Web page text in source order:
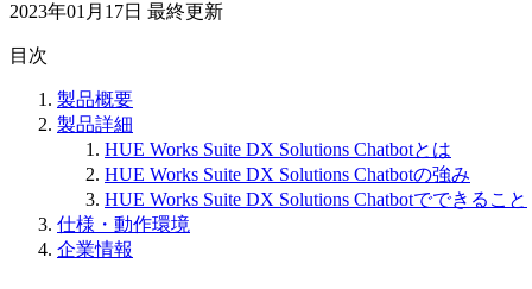
2023年01月17日 最終更新
目次
製品概要
製品詳細
HUE Works Suite DX Solutions Chatbotとは
HUE Works Suite DX Solutions Chatbotの強み
HUE Works Suite DX Solutions Chatbotでできること
仕様・動作環境
企業情報